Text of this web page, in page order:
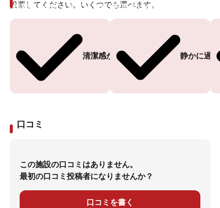
投票してください。いくつでも選べます。
清潔感がある
投票ありがとうございます
静かに過
投票ありがとうございます
口コミ
この施設の口コミはありません。
最初の口コミ投稿者になりませんか？
口コミを書く